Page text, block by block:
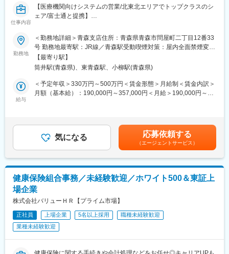
ます。
■教育体制：
はありません。事業所全体で顧客のサポートを行い、協力して業
務を遂行します。入社後はOJTを中心に、マニュアルも完備され
ているため、ITの知識がない方でも安心して業務に取り組めま
す。3年間かけて一人前を目指し、全社的な勉強会や専門部署のサ
■研修について
（交通費・拠点先住居費・帰省費は同社負担）。
（研修の実例）※各プログラムは1~2カ月程度で行われます。場所
や期間は変更の可能性があります。
（1）
場所：秋田本社
内容：電話対応、システムの基本操作、保険料算定の基礎知識の
習得、サーバ、周辺機器のキッティング
（2）
場所：東京支店
内容：（1）に加えて、PCのセットアップ、先輩同行でのシステ
ム導入作業
（3）
場所：札幌支店
内容：（1）（2）に加えて、保守作業の訪問同行、オプション機
仕事内容
【医療機関向けシステムの営業/北東北エリアでトップクラスのシ
ェア/富士通と提携】
■魅力
・青森や秋田などの東北北部地域にて、医療機関向けシステムの
導入でトップクラスのシェアを誇るため、業務における認知度が
高いです！
■業務内容
医療機関向けのシステム開発・販売を行っている同社にて青森県
自社製品のほか富士通などの有名企業の製品も扱うため、業界で
の知名度は高いです。
また、営業する際は、システム使用方法のレクチャー専門のイン
■職務内容詳細：
入社直後は営業部門の先輩社員やインストラクターと一緒に訪
問、飛び込みなど新規の顧客に向けた営業を行っていただきま
す。業務に慣れてきたら2~3年程度で徐々に既存顧客の引継が行
われていくため、徐々に既存顧客対応にシフトしていくイメージ
です（通例5年程度で既存がほぼ100%になっています）。
勤務地
＜勤務地詳細＞青森支店住所：青森県青森市問屋町二丁目12番33
号 勤務地最寄駅：JR線／青森駅受動喫煙対策：屋内全面禁煙変更
の範囲：会社の定める事業所
【最寄り駅】
筒井駅(青森県)、東青森駅、小柳駅(青森県)
給与
＜予定年収＞330万円～500万円＜賃金形態＞月給制＜賃金内訳＞
月額（基本給）：190,000円～357,000円＜月給＞190,000円～
気になる 応募依頼する
（エージェントサービス）
健康保険組合事務／未経験歓迎／ホワイト500＆東証上
場企業
株式会社バリューＨＲ【プライム市場】
正社員 上場企業 5名以上採用
職種未経験歓迎
業種未経験歓迎